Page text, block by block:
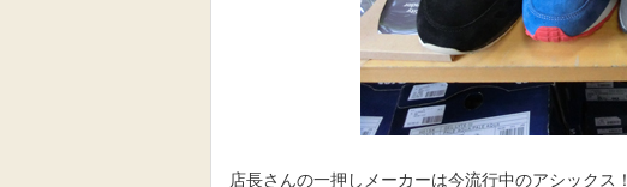
店長さんの一押しメーカーは今流行中のアシックス！